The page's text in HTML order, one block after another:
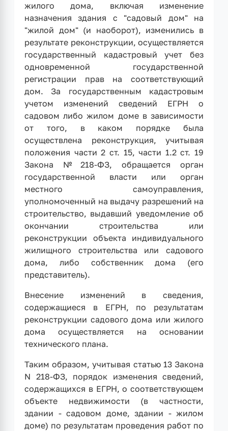
жилого дома, включая изменение
назначения здания с "садовый дом" на
"жилой дом" (и наоборот), изменились в
результате реконструкции, осуществляется
государственный кадастровый учет без
одновременной государственной
регистрации прав на соответствующий
дом. За государственным кадастровым
учетом изменений сведений ЕГРН о
садовом либо жилом доме в зависимости
от того, в каком порядке была
осуществлена реконструкция, учитывая
положения части 2 ст. 15, части 1.2 ст. 19
Закона №218-ФЗ, обращается орган
государственной власти или орган
местного самоуправления,
уполномоченный на выдачу разрешений на
строительство, выдавший уведомление об
окончании строительства или
реконструкции объекта индивидуального
жилищного строительства или садового
дома, либо собственник дома (его
представитель).
Внесение изменений в сведения,
содержащиеся в ЕГРН, по результатам
реконструкции садового дома или жилого
дома осуществляется на основании
технического плана.
Таким образом, учитывая статью 13 Закона
N 218-ФЗ, порядок изменения сведений,
содержащихся в ЕГРН, о соответствующем
объекте недвижимости (в частности,
здании - садовом доме, здании - жилом
доме) по результатам проведения работ по